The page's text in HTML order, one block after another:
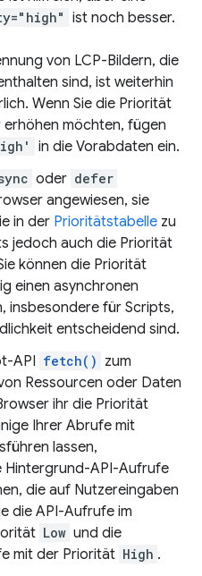
ist noch besser.
von LCP-Bildern, die
sind, ist weiterhin
Wenn Sie die Priorität
möchten, fügen
in die Vorabdaten ein.
oder defer
angewiesen, sie
in der Prioritätstabelle zu
jedoch auch die Priorität
können die Priorität
einen asynchronen
insbesondere für Scripts,
entscheidend sind.
API fetch() zum
Ressourcen oder Daten
ihr die Priorität
Ihrer Abrufe mit
lassen,
Hintergrund-API-Aufrufe
die auf Nutzereingaben
die API-Aufrufe im
Low und die
mit der Priorität High .